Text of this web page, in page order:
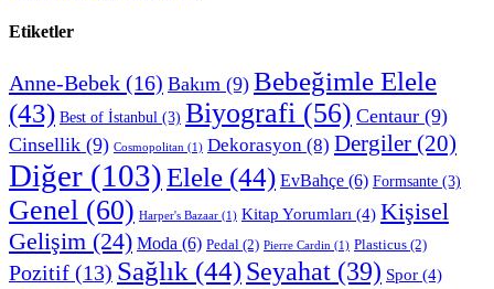
Etiketler
Anne-Bebek (16) Bakım (9) Bebeğimle Elele
(43) Best of İstanbul (3) Biyografi (56) Centaur (9)
Cinsellik (9) Cosmopolitan (1) Dekorasyon (8) Dergiler (20)
Diğer (103)Elele (44) EvBahçe (6) Formsante (3)
Genel (60) Harper's Bazaar (1) Kitap Yorumları (4) Kişisel
Gelişim (24) Moda (6) Pedal (2) Pierre Cardin (1) Plasticus (2)
Pozitif (13) Sağlık (44)Seyahat (39) Spor (4)